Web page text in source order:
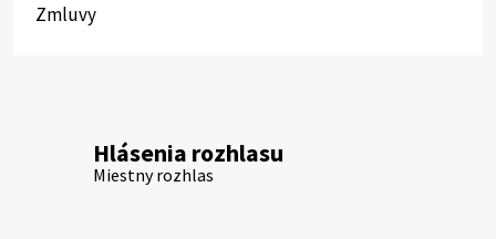
Zmluvy
Hlásenia rozhlasu
Miestny rozhlas